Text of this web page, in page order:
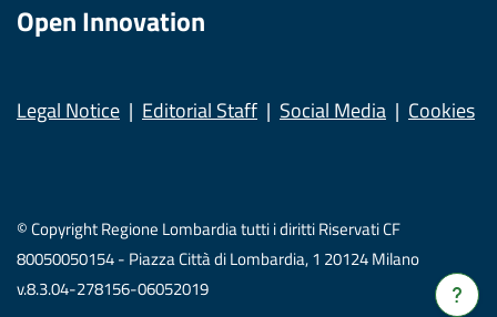
Verrà
Open Innovation
Legal Notice Editorial Staff Social Media Cookies
© Copyright Regione Lombardia tutti i diritti Riservati CF
80050050154 - Piazza Città di Lombardia, 1 20124 Milano
v.8.3.04-278156-06052019